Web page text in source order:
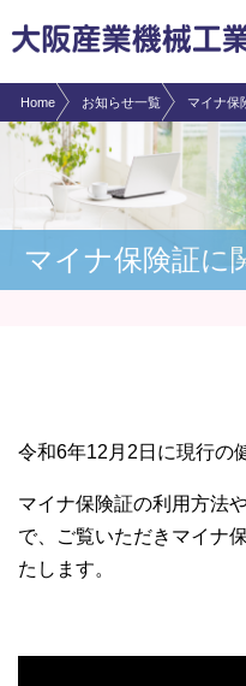
Home お知らせ一覧 マイナ保
マイナ保険証に
令和6年12月2日に現行の
マイナ保険証の利用方法
で、ご覧いただきマイナ
たします。